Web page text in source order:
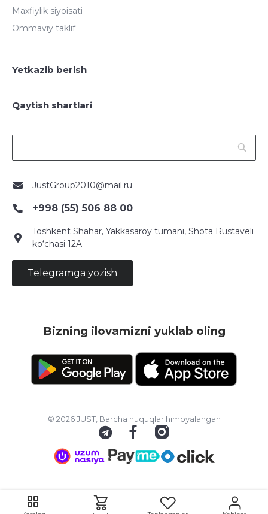
Maxfiylik siyoisati
Ommaviy taklif
Yetkazib berish
Qaytish shartlari
JustGroup2010@mail.ru
+998 (55) 506 88 00
Toshkent Shahar, Yakkasaroy tumani, Shota Rustaveli
ko‘chasi 12A
Telegramga yozish
Bizning ilovamizni yuklab oling
© 2026 JUST, Barcha huquqlar himoyalangan